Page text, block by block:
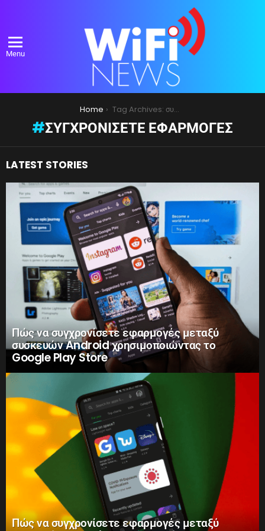
Menu
Home Tag Archives: συγχρονίσετε εφαρμογές
ΣΥΓΧΡΟΝΊΣΕΤΕ ΕΦΑΡΜΟΓΈΣ
LATEST STORIES
Πώς να συγχρονίσετε εφαρμογές μεταξύ
συσκευών Android χρησιμοποιώντας το
Google Play Store
Πώς να συγχρονίσετε εφαρμογές μεταξύ